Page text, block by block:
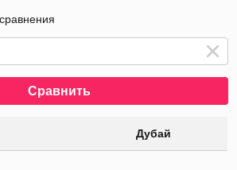
Сравнить
Дубай